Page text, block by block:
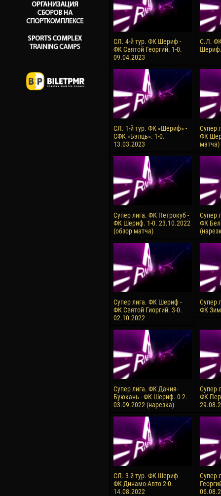
СЛ. 4-й тур. ФК Шериф -
ФК Святой Георгий. 1-0.
09.04.2023
С.Л.
СЛ. 1-й тур. ФК «Шериф» -
СФК «Бэлць». 1-0.
13.03.2023
Супер
ФК
Супер лига. ФК Петрокуб -
ФК Шериф. 1-0. 23.10.2022
(обзор матча)
Супер
ФК
Супер лига. ФК Шериф -
ФК Святой Гиоргий. 3-0.
02.10.2022
Супер
ФК
Супер лига. ФК Дачия-
Буюкань - ФК Шериф. 0-2.
03.09.2022 (нарезка)
Супер
ФК
СЛ. 3-й тур. ФК Шериф -
ФК Динамо-Авто 2-0.
14.08.2022
Супер